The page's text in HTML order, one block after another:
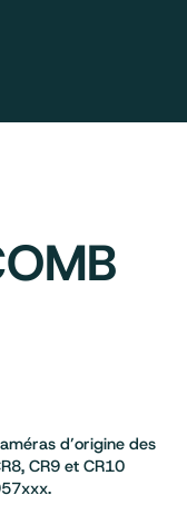
d’origine des
CR9 et CR10